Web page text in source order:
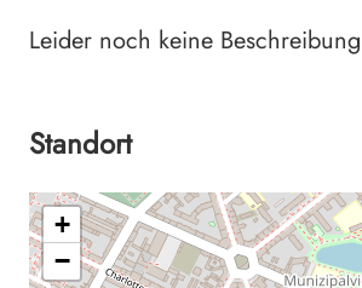
Leider noch keine
Standort
+
−